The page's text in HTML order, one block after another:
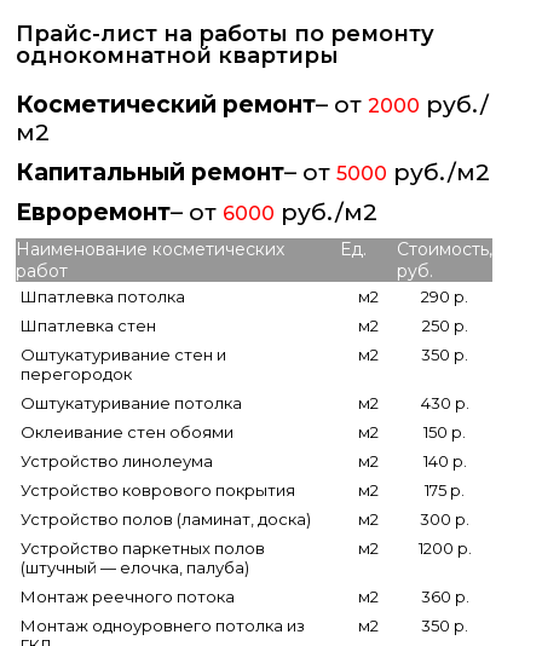
Прайс-лист на работы по ремонту
однокомнатной квартиры
Косметический ремонт– от2000 руб./
м2
Капитальный ремонт– от5000 руб./м2
Евроремонт– от 6000 руб./м2
Наименование косметических
работ
Ед.
Стоимость,
руб.
Шпатлевка потолка м2
290 р.
Шпатлевка стен
м2
250 р.
Оштукатуривание стен и
перегородок
м2 350 р.
Оштукатуривание потолка м2
430 р.
Оклеивание стен обоями
м2
150 р.
Устройство линолеума
м2
140 р.
Устройство коврового покрытия
м2
175 р.
Устройство полов (ламинат, доска)
м2
300 р.
Устройство паркетных полов
(штучный — елочка, палуба)
м2 1200 р.
Монтаж реечного потока м2
360 р.
Монтаж одноуровнего потолка из
м2 350 р.